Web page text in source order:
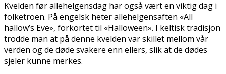
Kvelden før allehelgensdag har også vært en viktig dag i
folketroen. På engelsk heter allehelgensaften «All
hallow’s Eve», forkortet til «Halloween». I keltisk tradisjon
trodde man at på denne kvelden var skillet mellom vår
verden og de døde svakere enn ellers, slik at de dødes
sjeler kunne merkes.